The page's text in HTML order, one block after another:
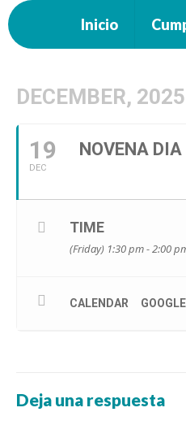
Inicio
DECEMBER, 2025
19
DEC
NOVENA
TIME
(Friday) 1:30 pm - 2:00
CALENDAR
Deja una respuesta